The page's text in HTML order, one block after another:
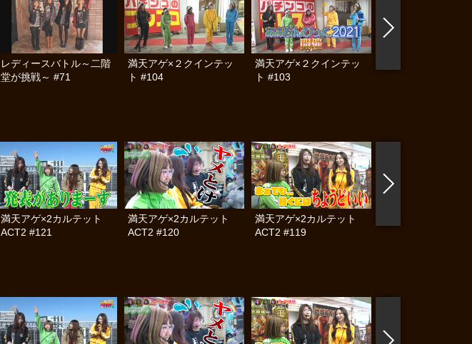
レディースバトル～二階
堂が挑戦～ #71
満天アゲ×２クインテッ
ト #104
満天アゲ×２クインテッ
ト #103
満天アゲ×2カルテット
ACT2 #121
満天アゲ×2カルテット
ACT2 #120
満天アゲ×2カルテット
ACT2 #119